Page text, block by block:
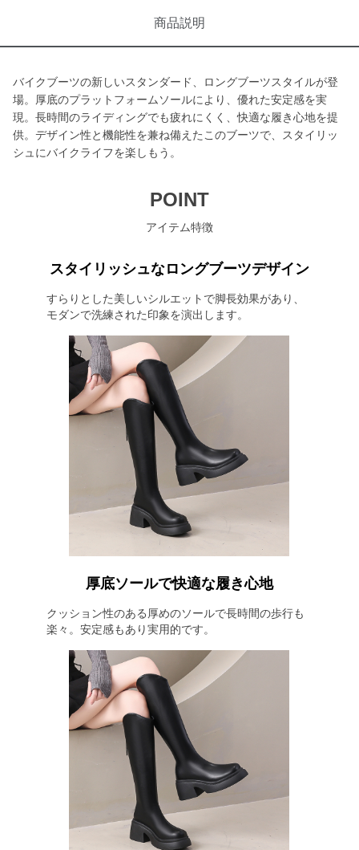
商品説明
バイクブーツの新しいスタンダード、ロングブーツスタイルが登
場。厚底のプラットフォームソールにより、優れた安定感を実
現。長時間のライディングでも疲れにくく、快適な履き心地を提
供。デザイン性と機能性を兼ね備えたこのブーツで、スタイリッ
シュにバイクライフを楽しもう。
POINT
アイテム特徴
スタイリッシュなロングブーツデザイン
すらりとした美しいシルエットで脚長効果があり、
モダンで洗練された印象を演出します。
厚底ソールで快適な履き心地
クッション性のある厚めのソールで長時間の歩行も
楽々。安定感もあり実用的です。